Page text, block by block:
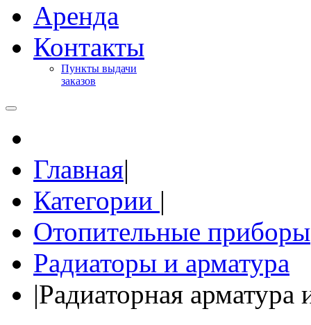
Аренда
Контакты
Пункты выдачи
заказов
Главная|
Категории |
Отопительные приборы
Радиаторы и арматура
|Радиаторная арматура